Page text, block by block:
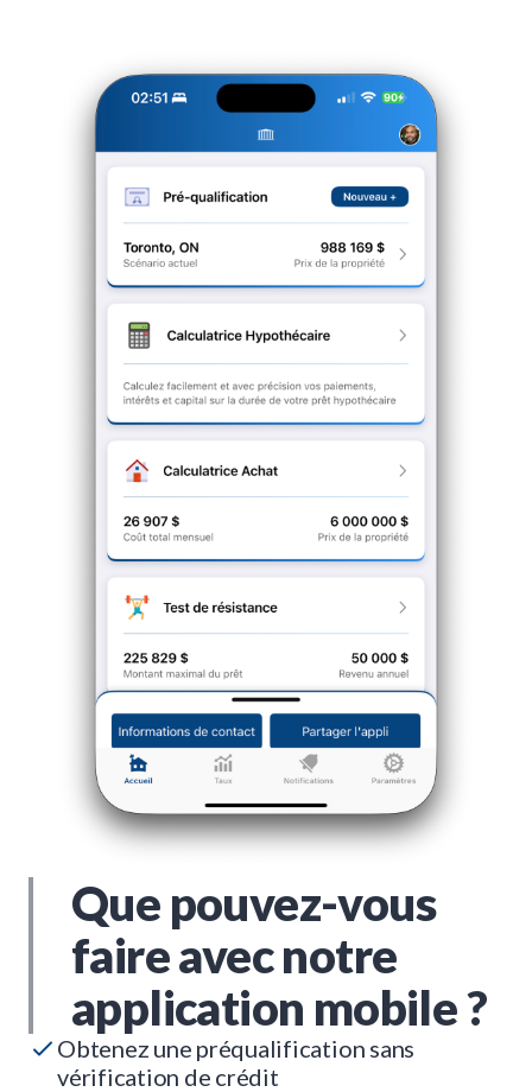
Que pouvez-vous
faire avec notre
application mobile ?
Obtenez une préqualification sans
vérification de crédit